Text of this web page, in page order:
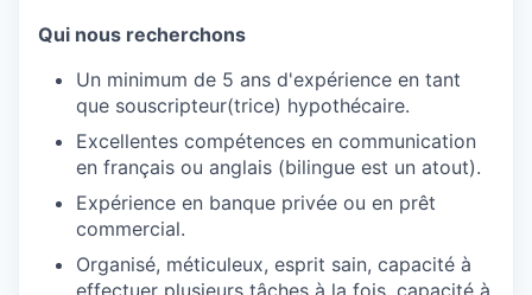
Qui nous recherchons
Un minimum de 5 ans d'expérience en tant
que souscripteur(trice) hypothécaire.
Excellentes compétences en communication
en français ou anglais (bilingue est un atout).
Expérience en banque privée ou en prêt
commercial.
Organisé, méticuleux, esprit sain, capacité à
effectuer plusieurs tâches à la fois, capacité à